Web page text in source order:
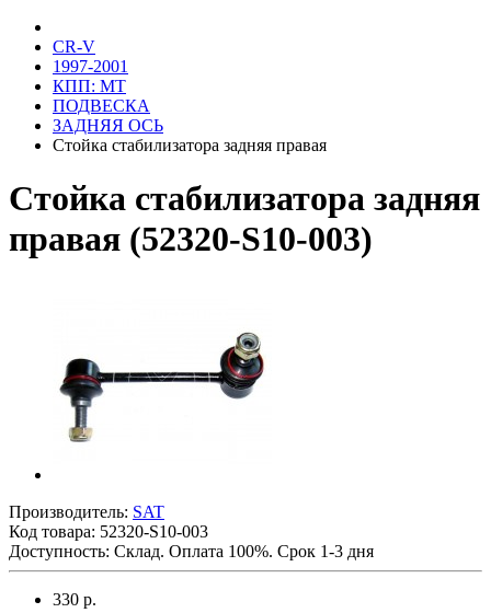
CR-V
1997-2001
КПП: MT
ПОДВЕСКА
ЗАДНЯЯ ОСЬ
Стойка стабилизатора задняя правая
Стойка стабилизатора задняя
правая (52320-S10-003)
Производитель: SAT
Код товара: 52320-S10-003
Доступность: Склад. Оплата 100%. Срок 1-3 дня
330 р.